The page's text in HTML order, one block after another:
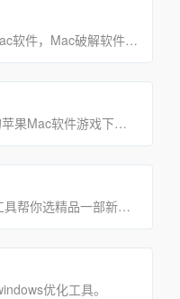
Mac软件旨在分享精选Mac软件，Mac破解软件、Mac游戏和高清壁纸免费下载。
苹果软件园是中国领先的苹果Mac软件游戏下载网站，是国内苹果行业的第一品牌，被众多业内人士认为是中国最具发展潜[…]
大白软件站|Mac端同类工具帮你选精品一部新Mac的第一站
优化工具。